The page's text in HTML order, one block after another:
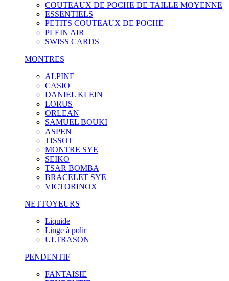
COUTEAUX DE POCHE DE TAILLE MOYENNE
ESSENTIELS
PETITS COUTEAUX DE POCHE
PLEIN AIR
SWISS CARDS
MONTRES
ALPINE
CASIO
DANIEL KLEIN
LORUS
ORLEAN
SAMUEL BOUKI
ASPEN
TISSOT
MONTRE SYE
SEIKO
TSAR BOMBA
BRACELET SYE
VICTORINOX
NETTOYEURS
Liquide
Linge à polir
ULTRASON
PENDENTIF
FANTAISIE